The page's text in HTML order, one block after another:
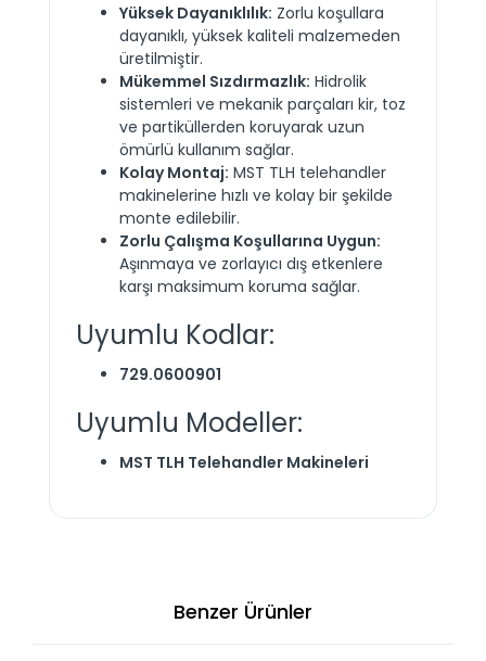
Yüksek Dayanıklılık: Zorlu koşullara
dayanıklı, yüksek kaliteli malzemeden
üretilmiştir.
Mükemmel Sızdırmazlık: Hidrolik
sistemleri ve mekanik parçaları kir, toz
ve partiküllerden koruyarak uzun
ömürlü kullanım sağlar.
Kolay Montaj: MST TLH telehandler
makinelerine hızlı ve kolay bir şekilde
monte edilebilir.
Zorlu Çalışma Koşullarına Uygun:
Aşınmaya ve zorlayıcı dış etkenlere
karşı maksimum koruma sağlar.
Uyumlu Kodlar:
729.0600901
Uyumlu Modeller:
MST TLH Telehandler Makineleri
Benzer Ürünler